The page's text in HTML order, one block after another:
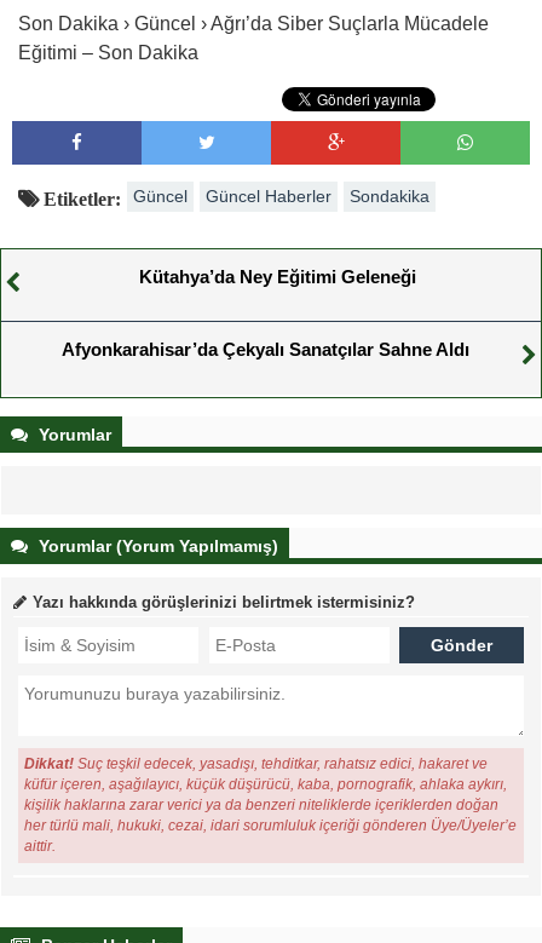
Son Dakika › Güncel › Ağrı’da Siber Suçlarla Mücadele
Eğitimi – Son Dakika
Etiketler: Güncel Güncel Haberler Sondakika
Kütahya’da Ney Eğitimi Geleneği
Afyonkarahisar’da Çekyalı Sanatçılar Sahne Aldı
Yorumlar
Yorumlar (Yorum Yapılmamış)
Yazı hakkında görüşlerinizi belirtmek istermisiniz?
Dikkat! Suç teşkil edecek, yasadışı, tehditkar, rahatsız edici, hakaret ve
küfür içeren, aşağılayıcı, küçük düşürücü, kaba, pornografik, ahlaka aykırı,
kişilik haklarına zarar verici ya da benzeri niteliklerde içeriklerden doğan
her türlü mali, hukuki, cezai, idari sorumluluk içeriği gönderen Üye/Üyeler’e
aittir.